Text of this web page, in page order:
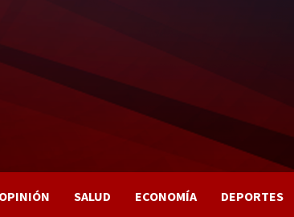
OPINIÓN SALUD ECONOMÍA DEPORTES